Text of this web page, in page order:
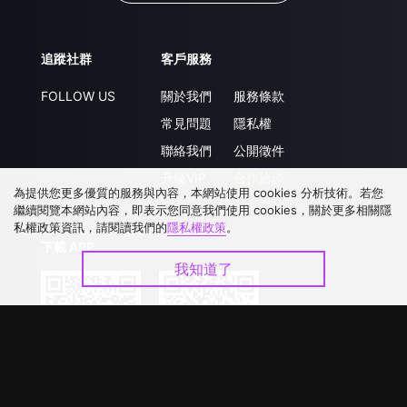
追蹤社群
FOLLOW US
客戶服務
關於我們
常見問題
聯絡我們
服務條款
隱私權
公開徵件
為提供您更多優質的服務與內容，本網站使用 cookies 分析技術。若您
繼續閱覽本網站內容，即表示您同意我們使用 cookies，關於更多相關隱
私權政策資訊，請閱讀我們的隱私權政策。
我知道了